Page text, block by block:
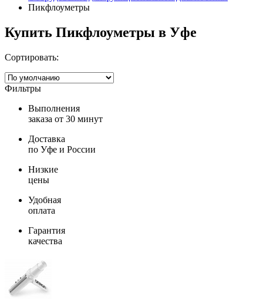
Пикфлоуметры
Купить Пикфлоуметры в Уфе
Сортировать:
Фильтры
Выполнения
заказа от 30 минут
Доставка
по Уфе и России
Низкие
цены
Удобная
оплата
Гарантия
качества